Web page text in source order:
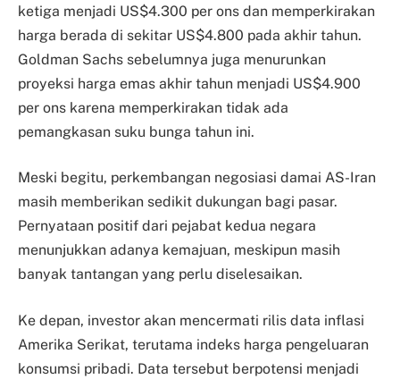
ketiga menjadi US$4.300 per ons dan memperkirakan
harga berada di sekitar US$4.800 pada akhir tahun.
Goldman Sachs sebelumnya juga menurunkan
proyeksi harga emas akhir tahun menjadi US$4.900
per ons karena memperkirakan tidak ada
pemangkasan suku bunga tahun ini.
Meski begitu, perkembangan negosiasi damai AS-Iran
masih memberikan sedikit dukungan bagi pasar.
Pernyataan positif dari pejabat kedua negara
menunjukkan adanya kemajuan, meskipun masih
banyak tantangan yang perlu diselesaikan.
Ke depan, investor akan mencermati rilis data inflasi
Amerika Serikat, terutama indeks harga pengeluaran
konsumsi pribadi. Data tersebut berpotensi menjadi